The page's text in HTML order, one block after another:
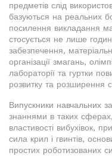
предметів слід
базуються на реальних
посилення викладання
стосується не лише
забезпечення,
організації змагань,
лабораторії та гуртки
розвитку та розширення
Випускники навчальних
знаннями в таких сферах,
властивості вибухівок,
сила крил і гвинтів,
простих роботизованих